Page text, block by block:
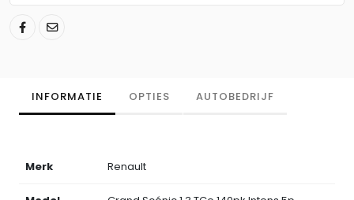
INFORMATIE OPTIES AUTOBEDRIJF
Merk Renault